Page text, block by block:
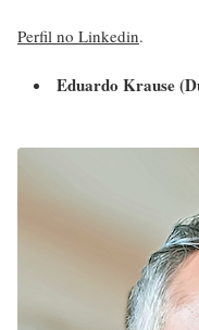
Perfil no Linkedin.
Eduardo Krause